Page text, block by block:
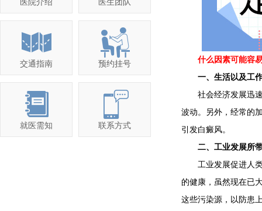
医院介绍 医生团队
交通指南 预约挂号
就医需知 联系方式
什么因素可能容易
一、生活以及工作
社会经济发展迅速
波动。另外，经常的
引发白癜风。
二、工业发展所带
工业发展促进人类
的健康，虽然现在已
这些污染源，以防患